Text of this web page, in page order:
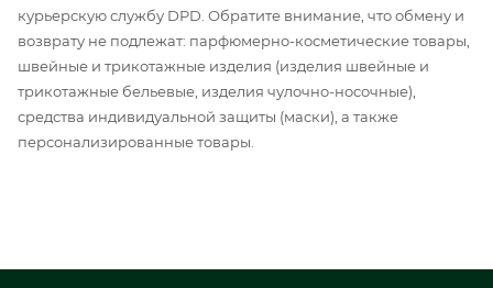
курьерскую службу DPD. Обратите внимание, что обмену и
возврату не подлежат: парфюмерно-косметические товары,
швейные и трикотажные изделия (изделия швейные и
трикотажные бельевые, изделия чулочно-носочные),
средства индивидуальной защиты (маски), а также
персонализированные товары.